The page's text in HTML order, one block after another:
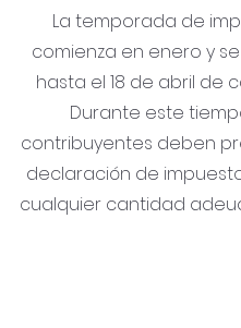
La temporada de
comienza en enero y
hasta el 18 de abril de
Durante este
contribuyentes deben
declaración de
cualquier cantidad